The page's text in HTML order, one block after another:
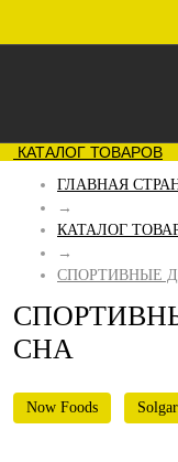
КАТАЛОГ ТОВАРОВ
ГЛАВНАЯ
→
КАТАЛОГ
→
СПОРТИВНЫЕ
СНА
Now Foods Solgar